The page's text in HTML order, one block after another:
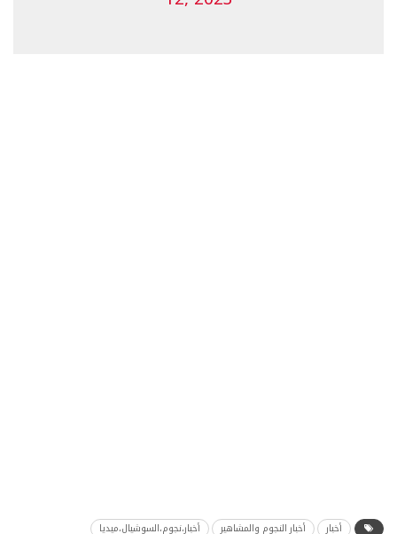
أخبار أخبار النجوم والمشاهير
أخبار،نجوم،السوشيال،ميديا